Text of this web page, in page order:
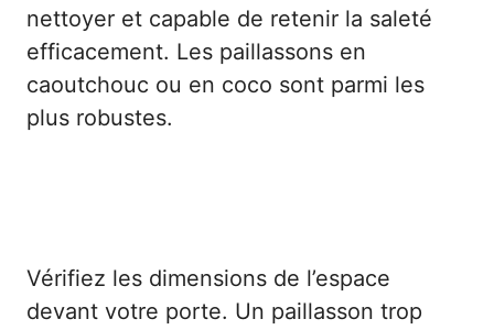
nettoyer et capable de retenir la saleté
efficacement. Les paillassons en
caoutchouc ou en coco sont parmi les
plus robustes.
Vérifiez les dimensions de l’espace
devant votre porte. Un paillasson trop